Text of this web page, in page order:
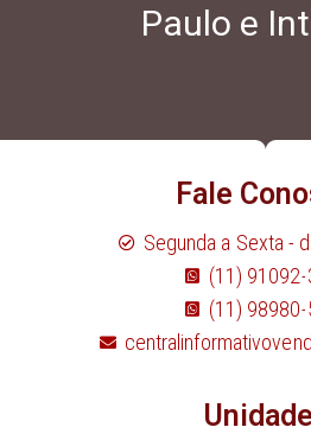
Paulo e
Fale
Segunda a Sexta -
(11) 91092-
(11) 98980-